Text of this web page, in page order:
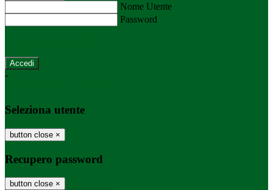
Nome Utente
Password
-
Seleziona utente
button close ×
Recupero password
button close ×